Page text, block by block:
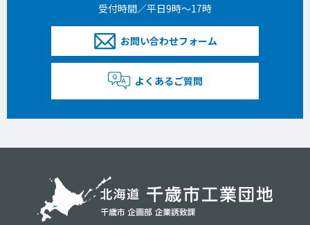
受付時間／平日9時〜17時
お問い合わせフォーム
よくあるご質問